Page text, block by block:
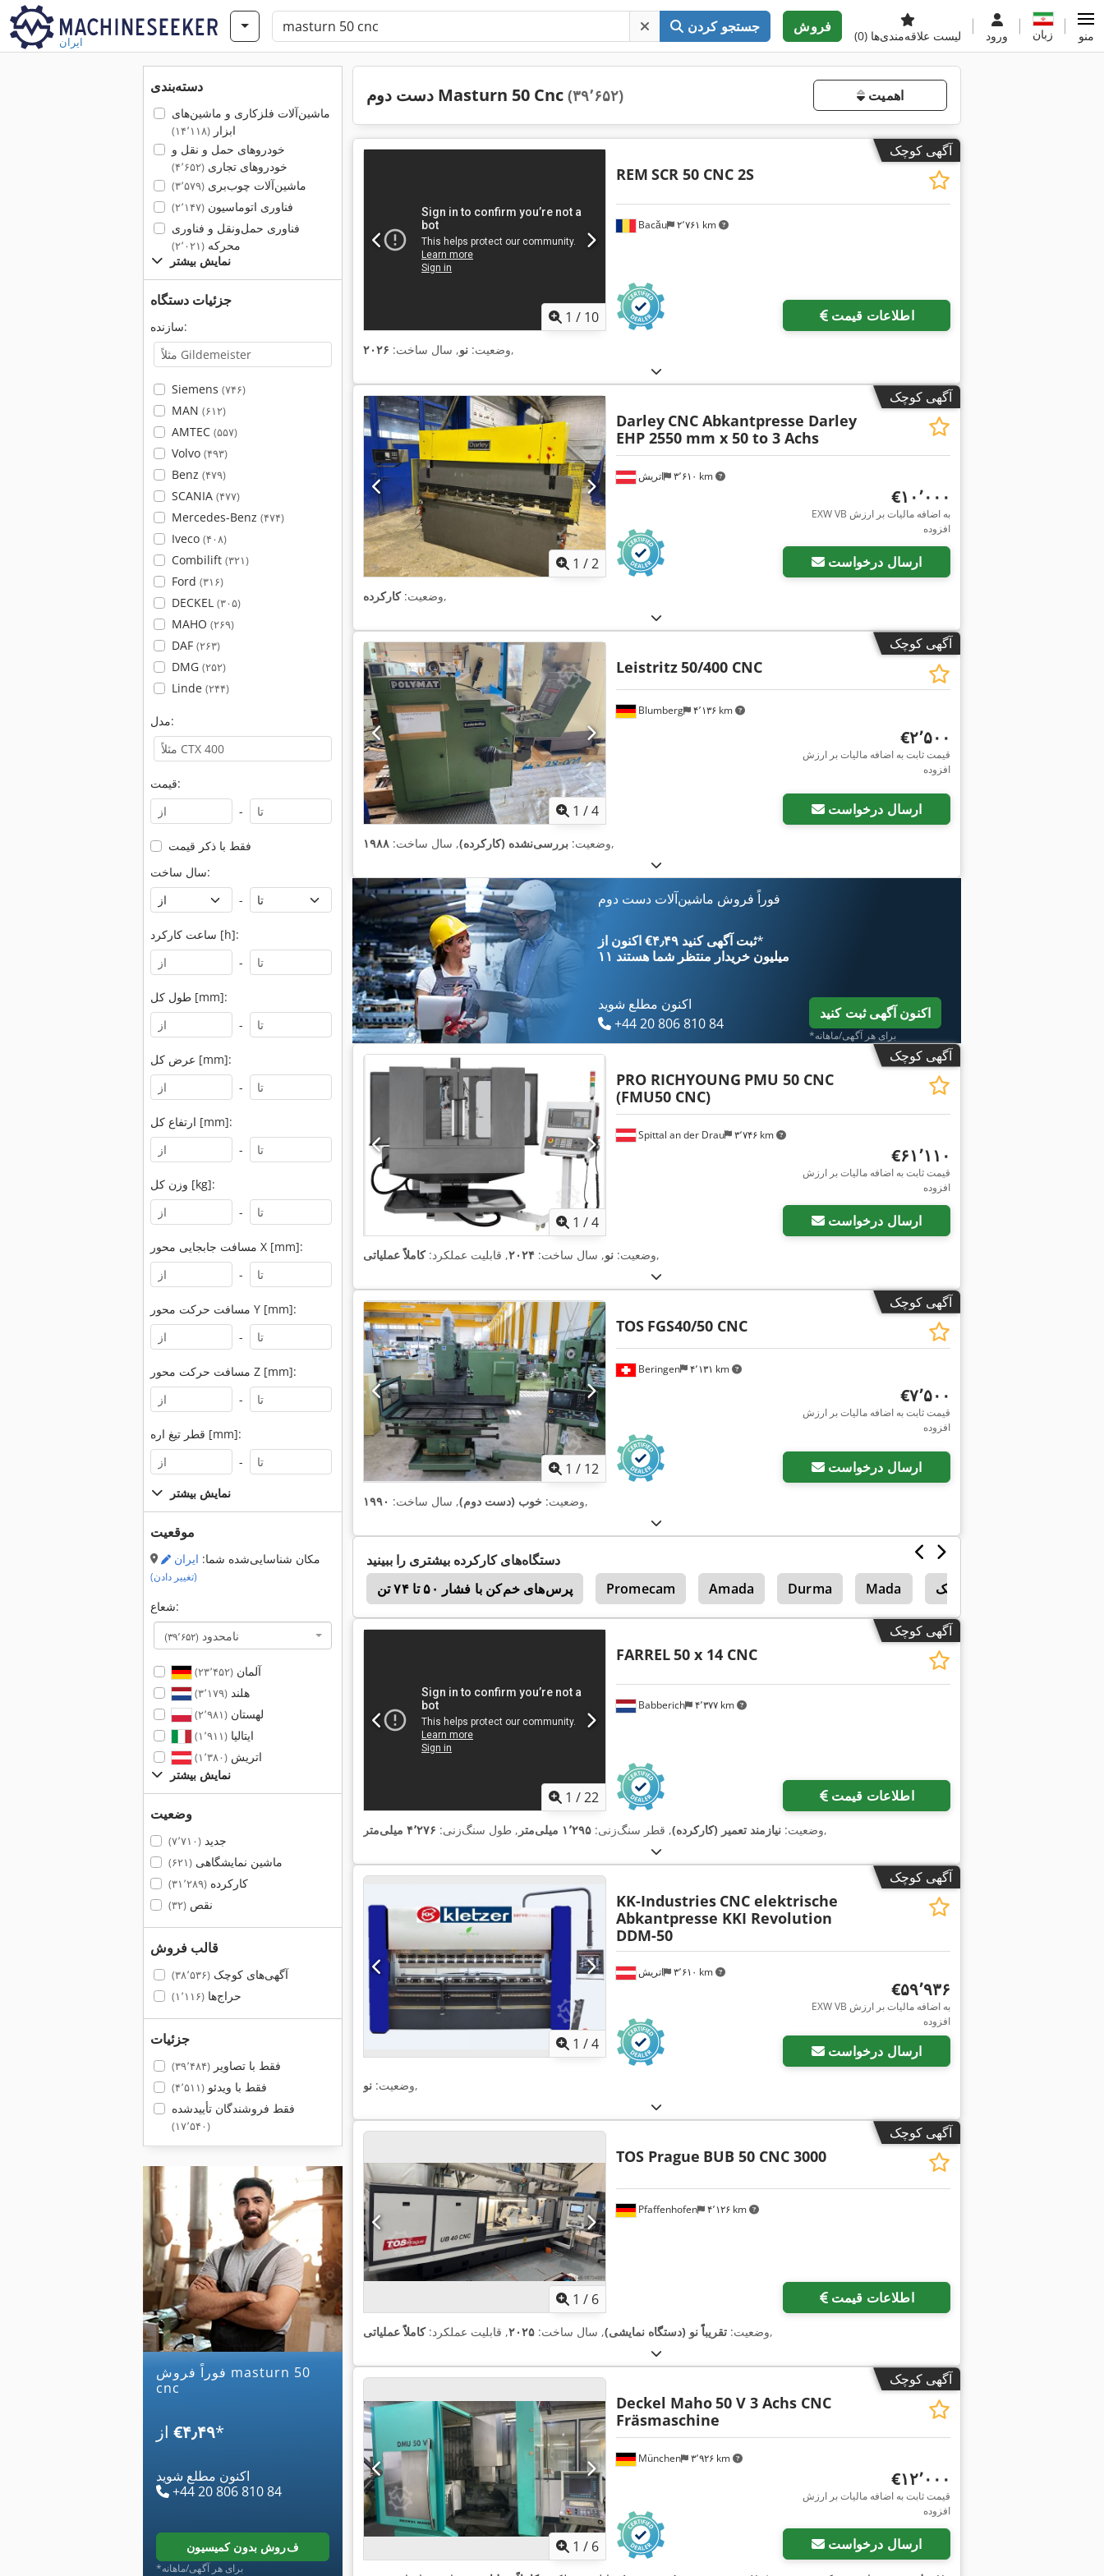
ایران
جستجو کردن فروش
لیست علاقه‌مندی‌ها (0) ورود زبان منو
دسته‌بندی
ماشین‌آلات فلزکاری و ماشین‌های
ابزار(۱۴٬۱۱۸)
خودروهای حمل و نقل و
خودروهای تجاری(۴٬۶۵۲)
ماشین‌آلات چوب‌بری(۳٬۵۷۹)
فناوری اتوماسیون(۲٬۱۴۷)
فناوری حمل‌ونقل و فناوری
محرکه(۲٬۰۲۱)
نمایش بیشتر
جزئیات دستگاه
سازنده:
Siemens (۷۴۶)
MAN (۶۱۲)
AMTEC (۵۵۷)
Volvo (۴۹۳)
Benz (۴۷۹)
SCANIA (۴۷۷)
Mercedes-Benz (۴۷۴)
Iveco (۴۰۸)
Combilift (۳۲۱)
Ford (۳۱۶)
DECKEL (۳۰۵)
MAHO (۲۶۹)
DAF (۲۶۳)
DMG (۲۵۲)
Linde (۲۴۴)
مدل:
قیمت:
-
فقط با ذکر قیمت
سال ساخت:
-
ساعت کارکرد [h]:
-
طول کل [mm]:
-
عرض کل [mm]:
-
ارتفاع کل [mm]:
-
وزن کل [kg]:
-
مسافت جابجایی محور X [mm]:
-
مسافت حرکت محور Y [mm]:
-
مسافت حرکت محور Z [mm]:
-
قطر تیغ اره [mm]:
-
نمایش بیشتر
موقعیت
مکان شناسایی‌شده شما: ایران
(تغییر دادن)
شعاع:
نامحدود (۳۹٬۶۵۲)
آلمان(۲۳٬۴۵۲)
هلند(۳٬۱۷۹)
لهستان(۲٬۹۸۱)
ایتالیا(۱٬۹۱۱)
اتریش(۱٬۳۸۰)
نمایش بیشتر
وضعیت
جدید(۷٬۷۱۰)
ماشین نمایشگاهی(۶۲۱)
کارکرده(۳۱٬۲۸۹)
نقص(۳۲)
قالب فروش
آگهی‌های کوچک(۳۸٬۵۳۶)
حراج‌ها(۱٬۱۱۶)
جزئیات
فقط با تصاویر(۳۹٬۴۸۴)
فقط با ویدئو(۴٬۵۱۱)
فقط فروشندگان تأییدشده
(۱۷٬۵۴۰)
فوراً فروش masturn 50
cnc
‎€۴٫۴۹*
اکنون مطلع شوید
+44 20 806 810 84
فروش بدون کمیسیون
*برای هر آگهی/ماهانه
دست دوم Masturn 50 Cnc (۳۹٬۶۵۲) اهمیت
آگهی کوچک
1 / 10
Bacău ۲٬۷۶۱ km
REM SCR 50 CNC 2S
اطلاعات قیمت
وضعیت: نو, سال ساخت: ۲۰۲۶ ,
آگهی کوچک
درخواست تصاویر بیشتر
1 /2
اتریش ۳٬۶۱۰ km
Darley CNC Abkantpresse Darley
EHP 2550 mm x 50 to 3 Achs
‎€۱۰٬۰۰۰
EXW VB به اضافه مالیات بر ارزش
افزوده
ارسال درخواست
وضعیت:کارکرده ,
آگهی کوچک
1 /4
Blumberg ۴٬۱۳۶ km
Leistritz50/400 CNC
‎€۲٬۵۰۰
قیمت ثابت به اضافه مالیات بر ارزش
افزوده
ارسال درخواست
وضعیت: بررسی‌نشده (کارکرده), سال ساخت: ۱۹۸۸ ,
فوراً فروش ماشین‌آلات دست دوم
اکنون از ‎€۴٫۴۹ ثبت آگهی کنید*
۱۱ میلیون خریدار منتظر شما هستند
اکنون مطلع شوید
+44 20 806 810 84
اکنون آگهی ثبت کنید
*برای هر آگهی/ماهانه
آگهی کوچک
1 /4
Spittal an der Drau ۳٬۷۴۶ km
PRO RICHYOUNG PMU 50 CNC
(FMU50 CNC)
‎€۶۱٬۱۱۰
قیمت ثابت به اضافه مالیات بر ارزش
افزوده
ارسال درخواست
وضعیت: نو, سال ساخت: ۲۰۲۴, قابلیت عملکرد:کاملاً عملیاتی ,
آگهی کوچک
1 / 12
Beringen ۴٬۱۳۱ km
TOS FGS40/50 CNC
‎€۷٬۵۰۰
قیمت ثابت به اضافه مالیات بر ارزش
افزوده
ارسال درخواست
وضعیت: خوب (دست دوم), سال ساخت: ۱۹۹۰ ,
دستگاه‌های کارکرده بیشتری را ببینید
پرس‌های خم‌کن با فشار ۵۰ تا ۷۴ تن
Promecam Amada Durma Mada ماشین‌های سنگ‌زنی غلطک Waldrich
آگهی کوچک
1 /22
Babberich ۴٬۳۷۷ km
FARREL50 x 14 CNC
اطلاعات قیمت
وضعیت: نیازمند تعمیر (کارکرده), قطر سنگ‌زنی: ۱٬۲۹۵ میلی‌متر , طول سنگ‌زنی: ۴٬۲۷۶ میلی‌متر ,
آگهی کوچک
1 /4
اتریش ۳٬۶۱۰ km
KK-Industries CNC elektrische
Abkantpresse KKI Revolution
DDM-50
‎€۵۹٬۹۳۶
EXW VB به اضافه مالیات بر ارزش
افزوده
ارسال درخواست
وضعیت: نو ,
آگهی کوچک
1 / 6
Pfaffenhofen ۴٬۱۲۶ km
TOS Prague BUB 50 CNC 3000
اطلاعات قیمت
وضعیت: تقریباً نو (دستگاه نمایشی), سال ساخت: ۲۰۲۵, قابلیت عملکرد:کاملاً عملیاتی ,
آگهی کوچک
1 / 6
München ۳٬۹۲۶ km
Deckel Maho50 V 3 Achs CNC
Fräsmaschine
‎€۱۲٬۰۰۰
قیمت ثابت به اضافه مالیات بر ارزش
افزوده
ارسال درخواست